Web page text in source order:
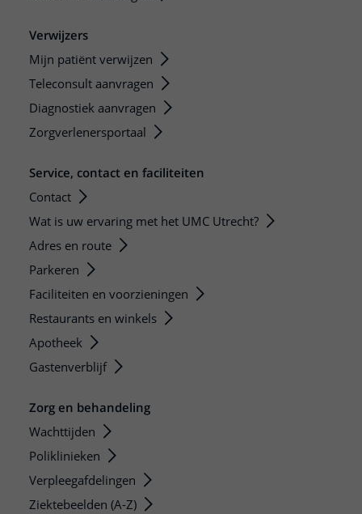
Verwijzers
Mijn patiënt verwijzen
Teleconsult aanvragen
Diagnostiek aanvragen
Zorgverlenersportaal
Service, contact en faciliteiten
Contact
Wat is uw ervaring met het UMC Utrecht?
Adres en route
Parkeren
Faciliteiten en voorzieningen
Restaurants en winkels
Apotheek
Gastenverblijf
Zorg en behandeling
Wachttijden
Poliklinieken
Verpleegafdelingen
Ziektebeelden (A-Z)